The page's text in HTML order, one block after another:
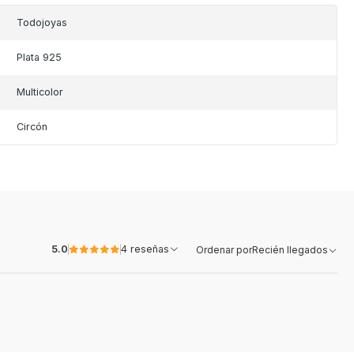
Todojoyas
Plata 925
Multicolor
Circón
5.0 4 reseñas Ordenar porRecién llegados